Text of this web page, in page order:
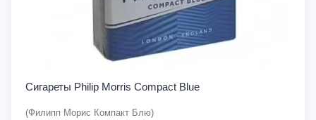
Сигареты Philip Morris Compact Blue
(Филипп Морис Компакт Блю)